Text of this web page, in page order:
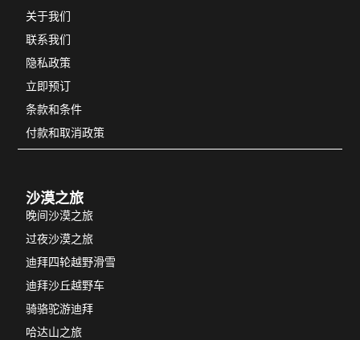
关于我们
联系我们
隐私政策
立即预订
条款和条件
付款和取消政策
沙漠之旅
晚间沙漠之旅
过夜沙漠之旅
迪拜四轮越野滑雪
迪拜沙丘越野车
骑骆驼游迪拜
哈达山之旅